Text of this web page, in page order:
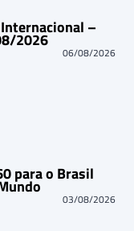
–
2026
06/08/2026
para o Brasil
03/08/2026